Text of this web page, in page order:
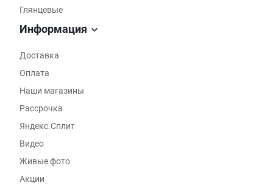
Глянцевые
Информация
Доставка
Оплата
Наши магазины
Рассрочка
Яндекс.Сплит
Видео
Живые фото
Акции